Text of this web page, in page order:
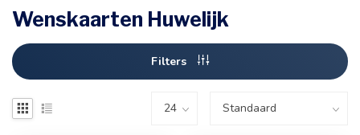
Wenskaarten Huwelijk
Filters